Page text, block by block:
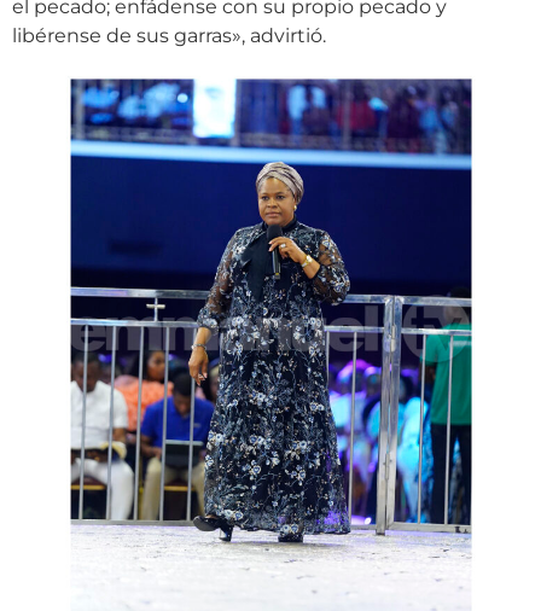
el pecado; enfádense con su propio pecado y
libérense de sus garras», advirtió.